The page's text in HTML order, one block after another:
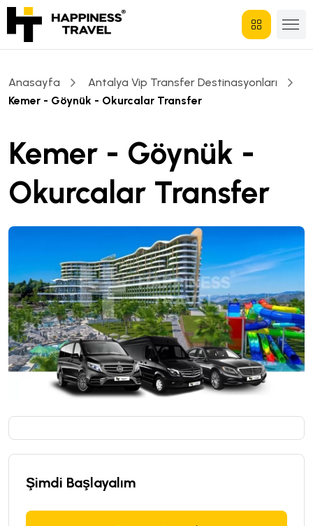
Anasayfa
Antalya Vip Transfer Destinasyonları
Kemer - Göynük - Okurcalar Transfer
Kemer - Göynük -
Okurcalar Transfer
Şimdi Başlayalım